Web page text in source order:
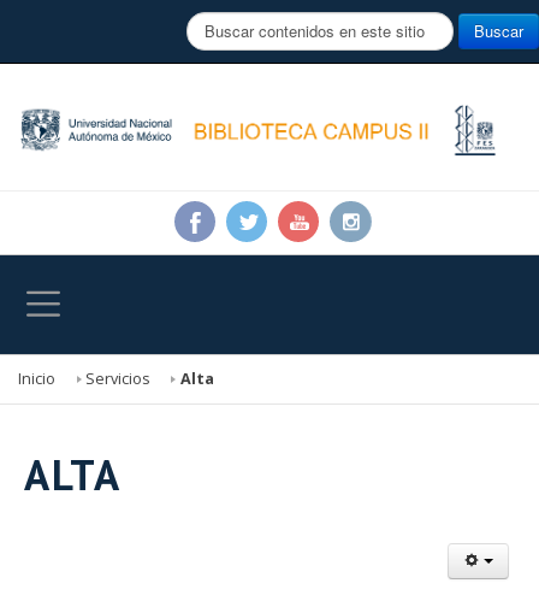
B
u
a
Buscar
Inicio Servicios Alta
ALTA